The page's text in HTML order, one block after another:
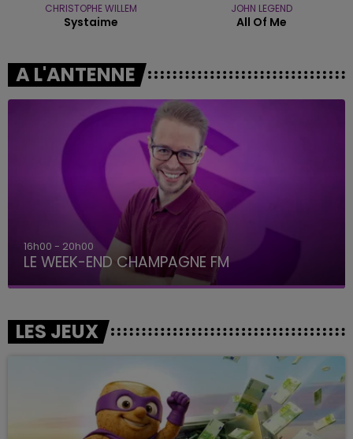
CHRISTOPHE WILLEM
Systaime
JOHN LEGEND
All Of Me
A L'ANTENNE
7h00 - 12h00
LE WEEK-END CHAMPAGNE FM
LES JEUX